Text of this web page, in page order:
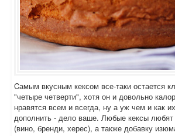
Cамым вкусным кексом все-таки остается
"четыре четверти", хотя он и довольно
нравятся всем и всегда, ну а уж чем и как
дополнить - дело ваше. Любые кексы любят
(вино, бренди, херес), а также добавку